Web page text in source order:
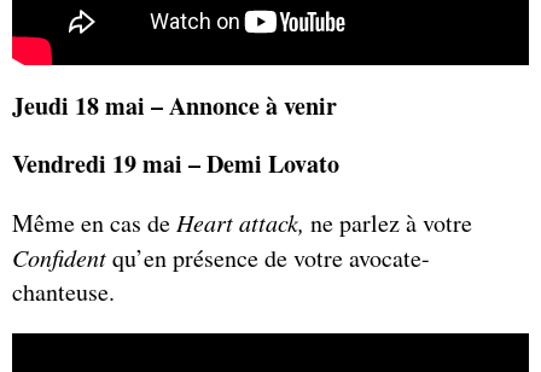
Jeudi 18 mai – Annonce à venir
Vendredi 19 mai – Demi Lovato
Même en cas de Heart attack, ne parlez à votre
Confidentqu’en présence de votre avocate-
chanteuse.